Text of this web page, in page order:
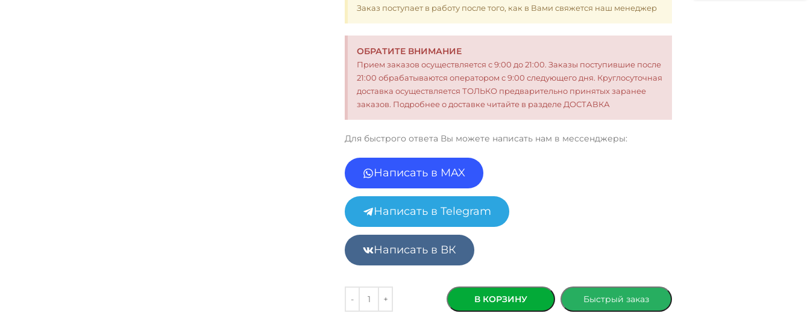
Заказ поступает в работу после того, как в Вами свяжется наш менеджер
ОБРАТИТЕ ВНИМАНИЕ
Прием заказов осуществляется с 9:00 до 21:00. Заказы поступившие после
21:00 обрабатываются оператором с 9:00 следующего дня. Круглосуточная
доставка осуществляется ТОЛЬКО предварительно принятых заранее
заказов. Подробнее о доставке читайте в разделе ДОСТАВКА
Для быстрого ответа Вы можете написать нам в мессенджеры:
Написать в MAX
Написать в Telegram
Написать в ВК
В КОРЗИНУ Быстрый заказ